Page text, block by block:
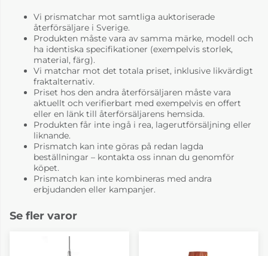
Vi prismatchar mot samtliga auktoriserade
återförsäljare i Sverige.
Produkten måste vara av samma märke, modell och
ha identiska specifikationer (exempelvis storlek,
material, färg).
Vi matchar mot det totala priset, inklusive likvärdigt
fraktalternativ.
Priset hos den andra återförsäljaren måste vara
aktuellt och verifierbart med exempelvis en offert
eller en länk till återförsäljarens hemsida.
Produkten får inte ingå i rea, lagerutförsäljning eller
liknande.
Prismatch kan inte göras på redan lagda
beställningar – kontakta oss innan du genomför
köpet.
Prismatch kan inte kombineras med andra
erbjudanden eller kampanjer.
Se fler varor